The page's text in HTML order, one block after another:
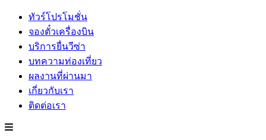
ทัวร์โปรโมชั่น
จองตั๋วเครื่องบิน
บริการยื่นวีซ่า
บทความท่องเที่ยว
ผลงานที่ผ่านมา
เกี่ยวกับเรา
ติดต่อเรา